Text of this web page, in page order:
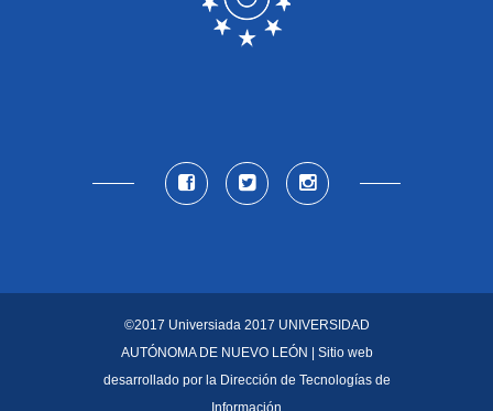
©2017 Universiada 2017 UNIVERSIDAD
AUTÓNOMA DE NUEVO LEÓN | Sitio web
desarrollado por la Dirección de Tecnologías de
Información